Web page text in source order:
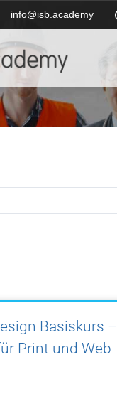
info@isb.academy
Basiskurs –
Print und Web